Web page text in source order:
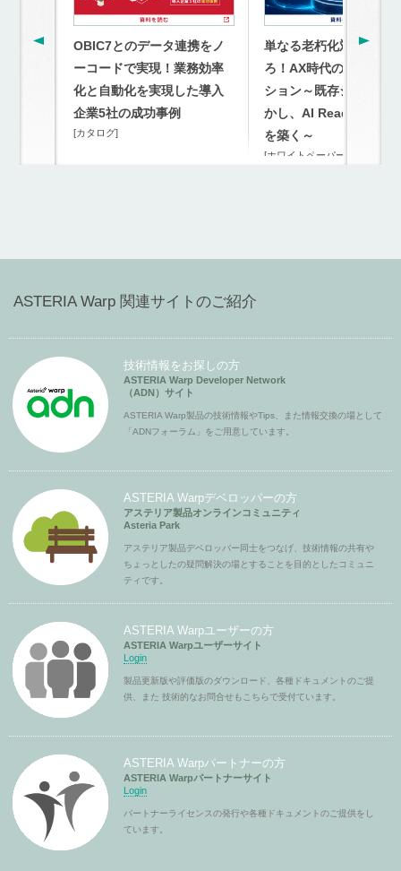
OBIC7とのデータ連携をノ
ーコードで実現！業務効率
化と自動化を実現した導入
企業5社の成功事例
[カタログ]
単なる老朽化対策を超
ろ！AX時代のモダナイ
ション～既存システム
かし、AI Readyな連携
を築く～
[ホワイトペーパー]
ASTERIA Warp 関連サイトのご紹介
技術情報をお探しの方
ASTERIA Warp Developer Network
（ADN）サイト
ASTERIA Warp製品の技術情報やTips、また情報交換の場として
「ADNフォーラム」をご用意しています。
ASTERIA Warpデベロッパーの方
アステリア製品オンラインコミュニティ
Asteria Park
アステリア製品デベロッパー同士をつなげ、技術情報の共有や
ちょっとしたの疑問解決の場とすることを目的としたコミュニ
ティです。
ASTERIA Warpユーザーの方
ASTERIA Warpユーザーサイト
Login
製品更新版や評価版のダウンロード、各種ドキュメントのご提
供、また 技術的なお問合せもこちらで受付ています。
ASTERIA Warpパートナーの方
ASTERIA Warpパートナーサイト
Login
パートナーライセンスの発行や各種ドキュメントのご提供をし
ています。